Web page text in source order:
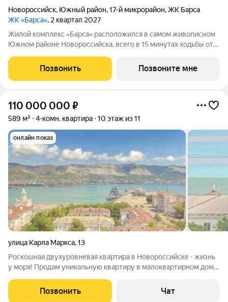
Новороссийск, Южный район,17-й микрорайон,ЖК Барса
ЖК «Барса», 2 квартал 2027
Жилой комплекс «Барса» расположился в самом живописном
Южном районе Новороссийска, всего в 15 минутах ходьбы от
этажей. Проект объединяет просторные квартиры с
панорамными окнами, продуманные
Позвонить Позвоните мне
110 000 000 ₽
589 м² 4-комн. квартира 10 этаж из 11
онлайн показ
улица Карла Маркса,13
Роскошная двухуровневая квартира в Новороссийске - жизнь
у моря! Продам уникальную квартиру в малоквартирном доме
и вида на море. Расположение: Новороссийск, 5 минут пешком
до моря. Параметры:
Позвонить Чат